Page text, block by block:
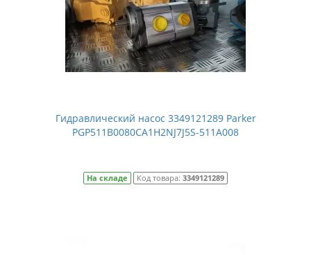
Гидравлический насос 3349121289 Parker
PGP511B0080CA1H2NJ7J5S-511A008
На складе Код товара: 3349121289